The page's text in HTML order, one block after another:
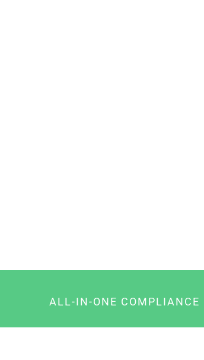
ALL-IN-ONE COMPLIANCE